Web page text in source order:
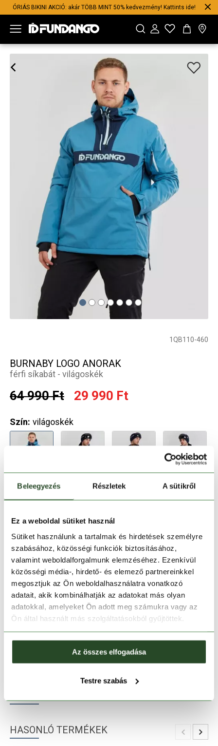
Beleegyezés Részletek A sütikről
Ez a weboldal sütiket használ
Sütiket használunk a tartalmak és hirdetések személyre
szabásához, közösségi funkciók biztosításához,
valamint weboldalforgalmunk elemzéséhez. Ezenkívül
közösségi média-, hirdető- és elemező partnereinkkel
megosztjuk az Ön weboldalhasználatra vonatkozó
adatait, akik kombinálhatják az adatokat más olyan
adatokkal, amelyeket Ön adott meg számukra vagy az
Ön által használt más szolgáltatásokból gyűjtöttek.
Az összes elfogadása
Testre szabás
ÓRIÁS BIKINI AKCIÓ: akár TÖBB MINT 50% kedvezmény! Kattints ide!
1QB110-460
BURNABY LOGO ANORAK
férfi síkabát - világoskék
64 990 Ft 29 990 Ft
Szín: világoskék
M L XL
Kosárba teszem
Melyik üzletben elérhető|Foglalás
30 napos visszaküldés
1-2 munkanapos szállítás
HASONLÓ TERMÉKEK